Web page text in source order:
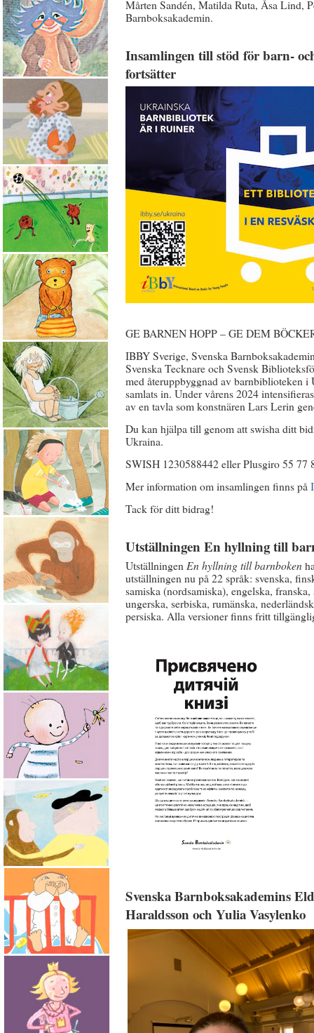
Mårten Sandén, Matilda Ruta, Åsa Lind,
Barnboksakademin.
Insamlingen till stöd för barn-
fortsätter
GE BARNEN HOPP – GE DEM
IBBY Sverige, Svenska
Svenska Tecknare och Svensk
med återuppbyggnad av barnbiblioteken
samlats in. Under vårens 2024
av en tavla som konstnären Lars Lerin
Du kan hjälpa till genom att swisha ditt
Ukraina.
SWISH 1230588442 eller Plusgiro 55 77
Mer information om insamlingen finns på
Tack för ditt bidrag!
Utställningen En hyllning till
Utställningen En hyllning till barnboken
utställningen nu på 22 språk: svenska,
samiska (nordsamiska), engelska,
ungerska, serbiska, rumänska,
persiska. Alla versioner finns fritt
Svenska Barnboksakademins
Haraldsson och Yulia Vasylenko